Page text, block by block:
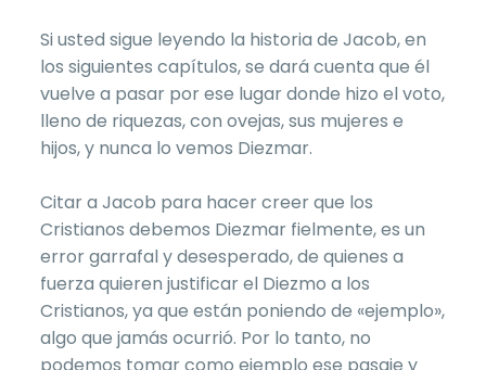
Si usted sigue leyendo la historia de Jacob, en
los siguientes capítulos, se dará cuenta que él
vuelve a pasar por ese lugar donde hizo el voto,
lleno de riquezas, con ovejas, sus mujeres e
hijos, y nunca lo vemos Diezmar.
Citar a Jacob para hacer creer que los
Cristianos debemos Diezmar fielmente, es un
error garrafal y desesperado, de quienes a
fuerza quieren justificar el Diezmo a los
Cristianos, ya que están poniendo de «ejemplo»,
algo que jamás ocurrió. Por lo tanto, no